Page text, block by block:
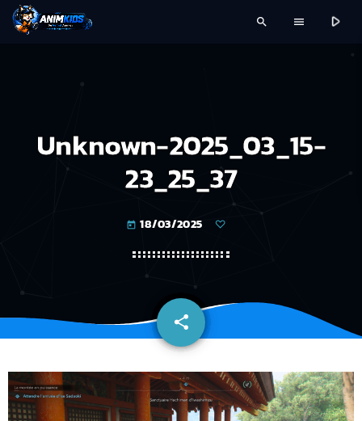
search menu play_arrow
Unknown-2025_03_15-
23_25_37
today 18/03/2025
share
email